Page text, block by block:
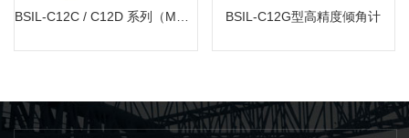
BSIL-C12G型高精度倾角计